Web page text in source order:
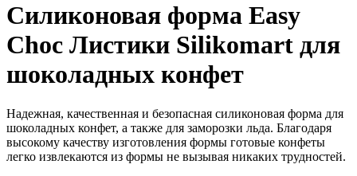
Силиконовая форма Easy
Choc Листики Silikomart для
шоколадных конфет
Надежная, качественная и безопасная силиконовая форма для
шоколадных конфет, а также для заморозки льда. Благодаря
высокому качеству изготовления формы готовые конфеты
легко извлекаются из формы не вызывая никаких трудностей.